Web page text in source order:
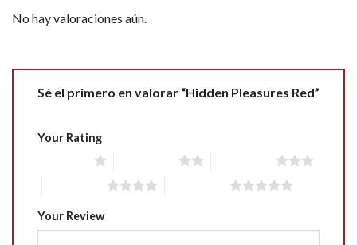
No hay valoraciones aún.
Sé el primero en valorar “Hidden Pleasures Red”
Your Rating
Your Review